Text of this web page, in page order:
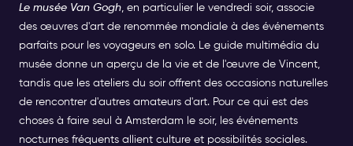
Le musée Van Gogh, en particulier le vendredi soir, associe
des œuvres d'art de renommée mondiale à des événements
parfaits pour les voyageurs en solo. Le guide multimédia du
musée donne un aperçu de la vie et de l'œuvre de Vincent,
tandis que les ateliers du soir offrent des occasions naturelles
de rencontrer d'autres amateurs d'art. Pour ce qui est des
choses à faire seul à Amsterdam le soir, les événements
nocturnes fréquents allient culture et possibilités sociales.